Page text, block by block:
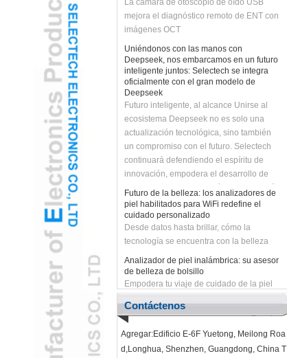
mejora el diagnóstico remoto de ENT con
imágenes OCT
Deepseek, nos embarcamos en un futuro
inteligente juntos: Selectech se integra
oficialmente con el gran modelo de
Deepseek
Futuro inteligente, al alcance Unirse al
ecosistema Deepseek no es solo una
actualización tecnológica, sino también
un compromiso con el futuro. Selectech
continuará defendiendo el espíritu de
innovación, empodera el desarrollo de
negocios con la tecnología de IA y traerá a
los clientes soluciones más inteligentes y
eficientes. ¡Unirnos con Deepseek para
desatar el futuro inteligente y crear
infinitas posibilidades juntas!
Futuro de la belleza: los analizadores de
piel habilitados para WiFi redefine el
cuidado personalizado
Desde datos hasta brillar, cómo la
tecnología se encuentra con la belleza
de belleza de bolsillo
Empodera tu viaje de cuidado de la piel
con diagnósticos en tiempo real
Revolucionar el cuidado del cuidado de la
piel con analizador de piel inalámbrica
La tecnología de belleza de próxima
generación combina precisión y
Contáctenos
Agregar:Edificio E-6F Yuetong, Meilong Roa
d,Longhua, Shenzhen, Guangdong, China T